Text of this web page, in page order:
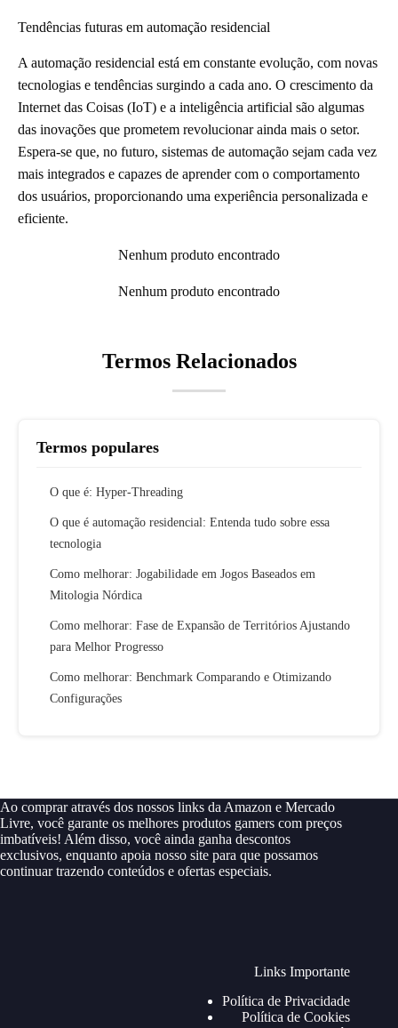
Tendências futuras em automação residencial
A automação residencial está em constante evolução, com novas
tecnologias e tendências surgindo a cada ano. O crescimento da
Internet das Coisas (IoT) e a inteligência artificial são algumas
das inovações que prometem revolucionar ainda mais o setor.
Espera-se que, no futuro, sistemas de automação sejam cada vez
mais integrados e capazes de aprender com o comportamento
dos usuários, proporcionando uma experiência personalizada e
eficiente.
Nenhum produto encontrado
Nenhum produto encontrado
Termos Relacionados
Termos populares
O que é: Hyper-Threading
O que é automação residencial: Entenda tudo sobre essa
tecnologia
Como melhorar: Jogabilidade em Jogos Baseados em
Mitologia Nórdica
Como melhorar: Fase de Expansão de Territórios Ajustando
para Melhor Progresso
Como melhorar: Benchmark Comparando e Otimizando
Configurações
Ao comprar através dos nossos links da Amazon e Mercado
Livre, você garante os melhores produtos gamers com preços
imbatíveis! Além disso, você ainda ganha descontos
exclusivos, enquanto apoia nosso site para que possamos
continuar trazendo conteúdos e ofertas especiais.
Links Importante
Política de Privacidade
Política de Cookies